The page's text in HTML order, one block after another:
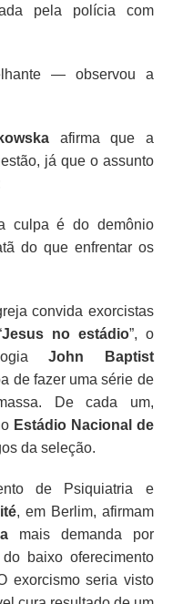
pela polícia com
— observou a
afirma que a
já que o assunto
culpa é do demônio
do que enfrentar os
convida exorcistas
Jesus no estádio”, o
John Baptist
de fazer uma série de
De cada um,
Estádio Nacional de
da seleção.
de Psiquiatria e
, em Berlim, afirmam
mais demanda por
baixo oferecimento
exorcismo seria visto